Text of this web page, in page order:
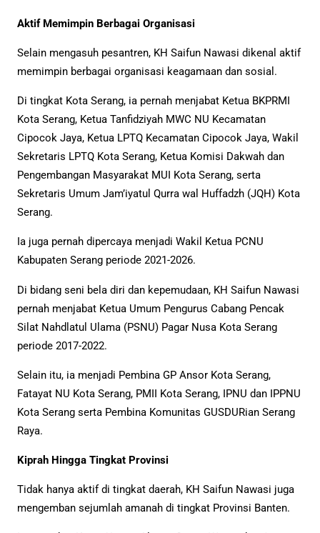
Aktif Memimpin Berbagai Organisasi
Selain mengasuh pesantren, KH Saifun Nawasi dikenal aktif
memimpin berbagai organisasi keagamaan dan sosial.
Di tingkat Kota Serang, ia pernah menjabat Ketua BKPRMI
Kota Serang, Ketua Tanfidziyah MWC NU Kecamatan
Cipocok Jaya, Ketua LPTQ Kecamatan Cipocok Jaya, Wakil
Sekretaris LPTQ Kota Serang, Ketua Komisi Dakwah dan
Pengembangan Masyarakat MUI Kota Serang, serta
Sekretaris Umum Jam’iyatul Qurra wal Huffadzh (JQH) Kota
Serang.
Ia juga pernah dipercaya menjadi Wakil Ketua PCNU
Kabupaten Serang periode 2021-2026.
Di bidang seni bela diri dan kepemudaan, KH Saifun Nawasi
pernah menjabat Ketua Umum Pengurus Cabang Pencak
Silat Nahdlatul Ulama (PSNU) Pagar Nusa Kota Serang
periode 2017-2022.
Selain itu, ia menjadi Pembina GP Ansor Kota Serang,
Fatayat NU Kota Serang, PMII Kota Serang, IPNU dan IPPNU
Kota Serang serta Pembina Komunitas GUSDURian Serang
Raya.
Kiprah Hingga Tingkat Provinsi
Tidak hanya aktif di tingkat daerah, KH Saifun Nawasi juga
mengemban sejumlah amanah di tingkat Provinsi Banten.